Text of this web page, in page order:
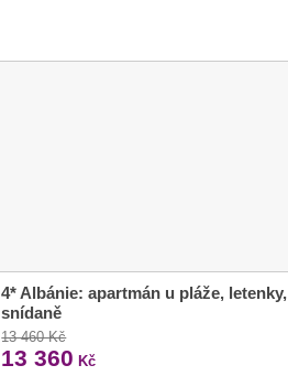
4* Albánie: apartmán u pláže, letenky,
snídaně
13 460 Kč
13 360 Kč